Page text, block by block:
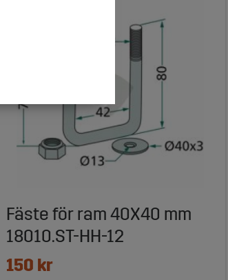
Fäste för ram 40X40 mm
18010.ST-HH-12
150 kr